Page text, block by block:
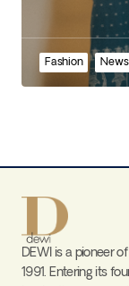
Fashion News
DEWI is a pioneer
1991. Entering its